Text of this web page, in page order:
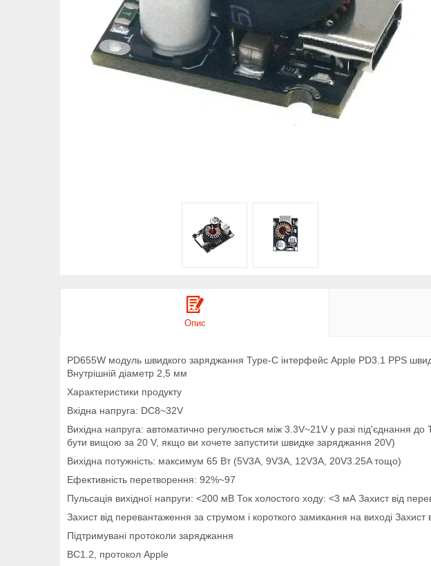
Опис
PD655W модуль швидкого заряджання Type-C інтерфейс Apple PD3.1 PPS
Внутрішній діаметр 2,5 мм
Характеристики продукту
Вхідна напруга: DC8~32V
Вихідна напруга: автоматично регулюється між 3.3V~21V у разі під'єднання
бути вищою за 20 V, якщо ви хочете запустити швидке заряджання 20V)
Вихідна потужність: максимум 65 Вт (5V3A, 9V3A, 12V3A, 20V3.25A тощо)
Ефективність перетворення: 92%~97
Пульсація вихідної напруги: <200 мВ Ток холостого ходу: <3 мА Захист від
Захист від перевантаження за струмом і короткого замикання на виході Захист
Підтримувані протоколи заряджання
BC1.2, протокол Apple